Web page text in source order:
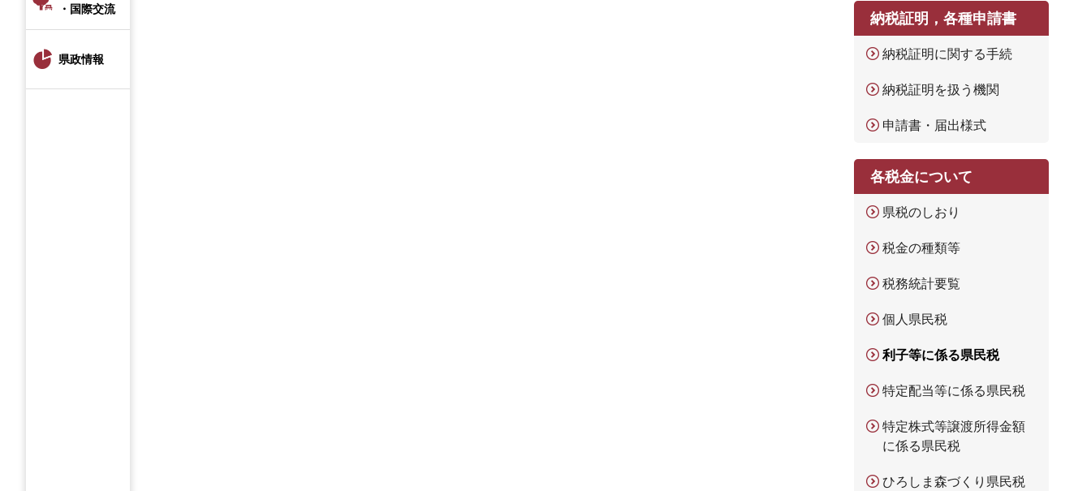
・国際交流
県政情報
納税証明，各種申請書
納税証明に関する手続
納税証明を扱う機関
申請書・届出様式
各税金について
県税のしおり
税金の種類等
税務統計要覧
個人県民税
利子等に係る県民税
特定配当等に係る県民税
特定株式等譲渡所得金額
に係る県民税
ひろしま森づくり県民税